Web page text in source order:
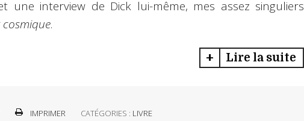
une interview de Dick lui-même, mes assez singuliers
.
Lire la suite
IMPRIMER CATÉGORIES : LIVRE